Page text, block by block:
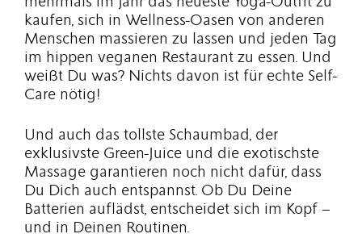
kaufen, sich in Wellness-Oasen von anderen
Menschen massieren zu lassen und jeden Tag
im hippen veganen Restaurant zu essen. Und
weißt Du was? Nichts davon ist für echte Self-
Care nötig!
Und auch das tollste Schaumbad, der
exklusivste Green-Juice und die exotischste
Massage garantieren noch nicht dafür, dass
Du Dich auch entspannst. Ob Du Deine
Batterien auflädst, entscheidet sich im Kopf –
und in Deinen Routinen.